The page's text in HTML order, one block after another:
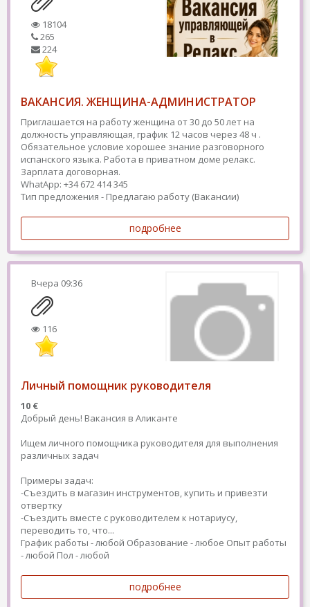
18104
265
224
ВАКАНСИЯ. ЖЕНЩИНА-АДМИНИСТРАТОР
Приглашается на работу женщина от 30 до 50 лет на
должность управляющая, график 12 часов через 48 ч .
Обязательное условие хорошее знание разговорного
испанского языка. Работа в приватном доме релакс.
Зарплата договорная.
WhatApp: +34 672 414 345
Тип предложения - Предлагаю работу (Вакансии)
подробнее
Вчера 09:36
116
Личный помощник руководителя
10 €
Добрый день! Вакансия в Аликанте
Ищем личного помощника руководителя для выполнения
различных задач
Примеры задач:
-Съездить в магазин инструментов, купить и привезти
отвертку
-Съездить вместе с руководителем к нотариусу,
переводить то, что...
График работы - любой Образование - любое Опыт работы
- любой Пол - любой
подробнее